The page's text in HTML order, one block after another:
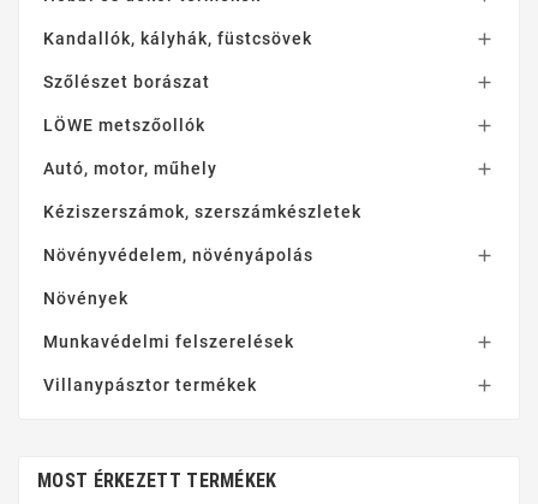
Kandallók, kályhák, füstcsövek 
Szőlészet borászat 
LÖWE metszőollók 
Autó, motor, műhely 
Kéziszerszámok, szerszámkészletek
Növényvédelem, növényápolás 
Növények
Munkavédelmi felszerelések 
Villanypásztor termékek 
MOST ÉRKEZETT TERMÉKEK